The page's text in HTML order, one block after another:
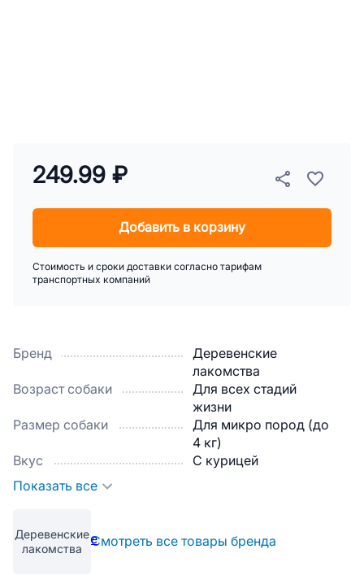
Бренд
Деревенские
лакомства
Возраст собаки
Для всех стадий
жизни
Размер собаки
Для микро пород (до
4 кг)
Вкус
С курицей
Показать все
Деревенские
лакомства
Смотреть все товары бренда
249.99 ₽
Добавить в корзину
Стоимость и сроки доставки согласно тарифам
транспортных компаний